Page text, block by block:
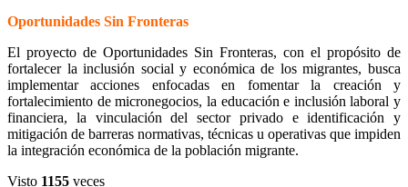
Oportunidades Sin Fronteras
El proyecto de Oportunidades Sin Fronteras, con el propósito de
fortalecer la inclusión social y económica de los migrantes, busca
implementar acciones enfocadas en fomentar la creación y
fortalecimiento de micronegocios, la educación e inclusión laboral y
financiera, la vinculación del sector privado e identificación y
mitigación de barreras normativas, técnicas u operativas que impiden
la integración económica de la población migrante.
Visto 1155 veces